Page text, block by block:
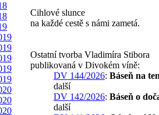
Cihlové slunce
na každé cestě s námi zametá.
Ostatní tvorba Vladimíra Stibora
publikovaná v Divokém víně:
DV 144/2026: Báseň na
další
DV 142/2026: Báseň o
další